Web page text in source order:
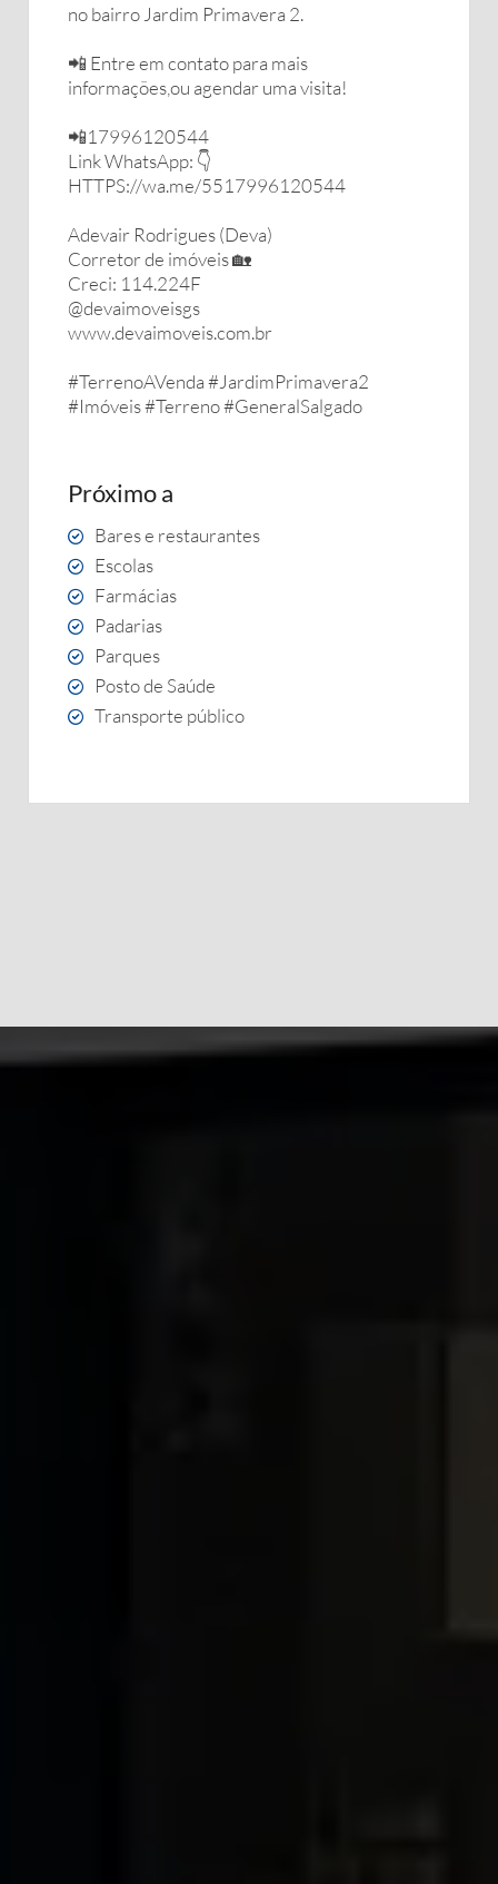
no bairro Jardim Primavera 2.
📲 Entre em contato para mais
informações,ou agendar uma visita!
📲17996120544
Link WhatsApp: 👇
HTTPS://wa.me/5517996120544
Adevair Rodrigues (Deva)
Corretor de imóveis 🏡
Creci: 114.224F
@devaimoveisgs
www.devaimoveis.com.br
#TerrenoAVenda #JardimPrimavera2
#Imóveis #Terreno #GeneralSalgado
Próximo a
Bares e restaurantes
Escolas
Farmácias
Padarias
Parques
Posto de Saúde
Transporte público